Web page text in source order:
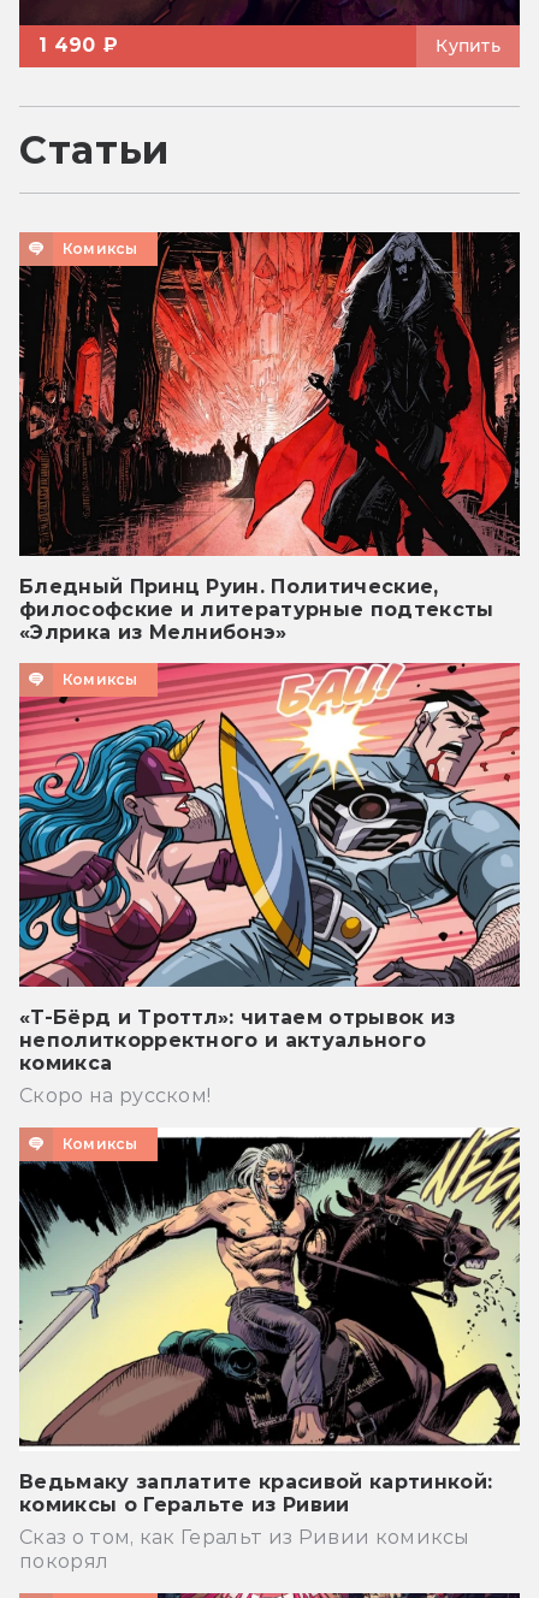
1 490 ₽ Купить
Статьи
Комиксы
Бледный Принц Руин. Политические,
философские и литературные подтексты
«Элрика из Мелнибонэ»
Комиксы
«Т-Бёрд и Троттл»: читаем отрывок из
неполиткорректного и актуального
комикса
Скоро на русском!
Комиксы
Ведьмаку заплатите красивой картинкой:
комиксы о Геральте из Ривии
Сказ о том, как Геральт из Ривии комиксы
покорял